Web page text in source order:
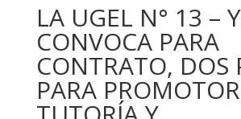
LA UGEL N° 13 –
CONVOCA PARA
CONTRATO, DOS
PARA